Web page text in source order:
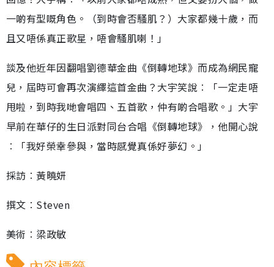
一啲有型嘅角色。（到時會否騷肌？）大家都幾十歲，而
且又唔係真正歌星，唔會騷肌喇！」
談及他近年因翻唱劉德華金曲《倒轉地球》而成為網民寵
兒，屆時可會再次演繹這首金曲？大宇笑說︰「一定走唔
甩啦，到時我哋會唱四、五首歌，仲有啲合唱歌。」大宇
早前在華仔的生日派對同台合唱《倒轉地球》，他開心說
︰「我好榮幸參與，當時感覺真係好夢幻。」
採訪︰黃曉妍
撰文︰Steven
美術︰梁政敏